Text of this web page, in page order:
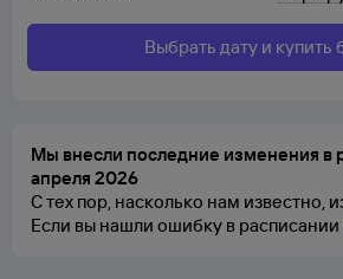
Выбрать дату и купить
Мы внесли последние изменения в
апреля 2026
С тех пор, насколько нам известно,
Если вы нашли ошибку в расписании